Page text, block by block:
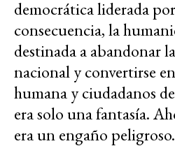
democrática liderada
consecuencia, la
destinada a abandonar
nacional y convertirse
humana y ciudadanos
era solo una fantasía.
era un engaño peligroso.